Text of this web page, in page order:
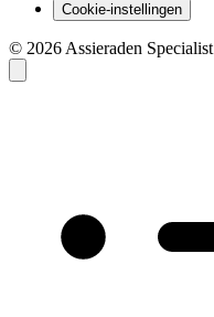
Cookie-instellingen
© 2026 Assieraden Specialist